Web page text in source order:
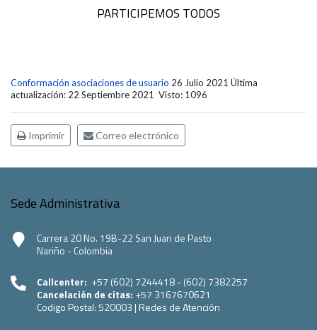
PARTICIPEMOS TODOS
Conformación asociaciones de usuario 26 Julio 2021 Última
actualización: 22 Septiembre 2021 Visto: 1096
Imprimir Correo electrónico
Sede Administrativa
Carrera 20 No. 19B-22 San Juan de Pasto
Nariño - Colombia
Callcenter: +57 (602) 7244418 - (602) 7382257
Cancelación de citas: +57 3167670621
Codigo Postal:520003 | Redes de Atención